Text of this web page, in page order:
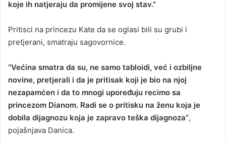
koje ih natjeraju da promijene svoj stav.”
Pritisci na princezu Kate da se oglasi bili su grubi i
pretjerani, smatraju sagovornice.
“Većina smatra da su, ne samo tabloidi, već i ozbiljne
novine, pretjerali i da je pritisak koji je bio na njoj
nezapamćen i da to mnogi upoređuju recimo sa
princezom Dianom. Radi se o pritisku na ženu koja je
dobila dijagnozu koja je zapravo teška dijagnoza”,
pojašnjava Danica.